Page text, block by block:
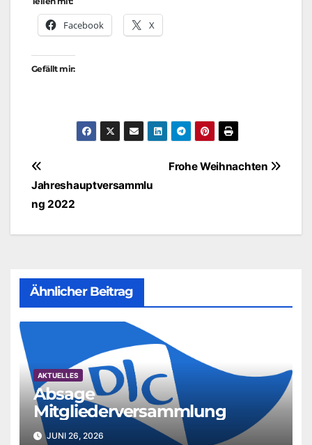
Facebook X
Gefällt mir:
Beitragsnavigation
Frohe Weihnachten
Jahreshauptversammlu
ng 2022
Ähnlicher Beitrag
AKTUELLES
Absage
Mitgliederversammlung
JUNI 26, 2026